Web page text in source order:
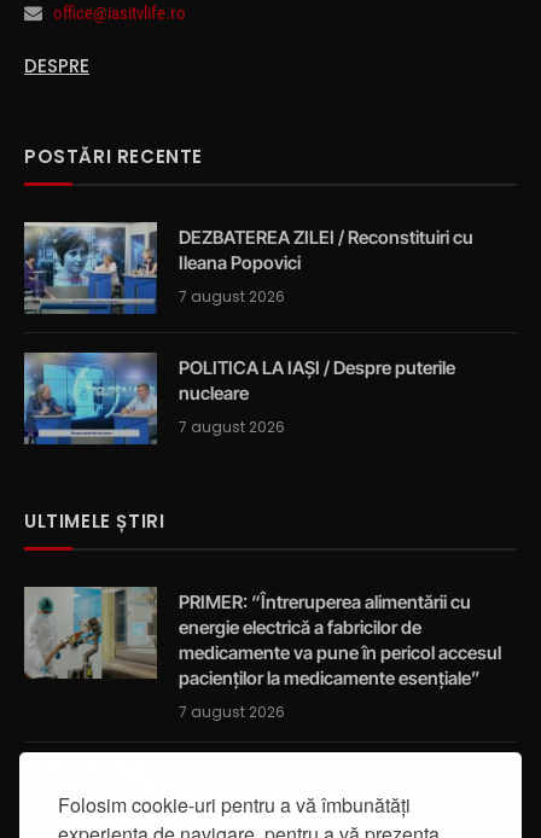
Folosim cookie-uri pentru a vă îmbunătăți
office@iasitvlife.ro
DESPRE
POSTĂRI RECENTE
DEZBATEREA ZILEI / Reconstituiri cu
Ileana Popovici
7 august 2026
POLITICA LA IAȘI / Despre puterile
nucleare
7 august 2026
ULTIMELE ȘTIRI
PRIMER: “Întreruperea alimentării cu
energie electrică a fabricilor de
medicamente va pune în pericol accesul
pacienților la medicamente esențiale”
7 august 2026
integrității